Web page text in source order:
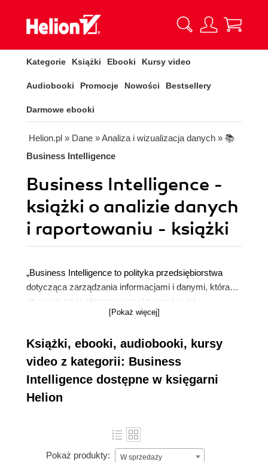
Kategorie Książki Ebooki Kursy video
Audiobooki Promocje Nowości Bestsellery
Darmowe ebooki
Helion.pl » Dane » Analiza i wizualizacja danych » 📚
Business Intelligence
Business Intelligence -
książki o analizie danych
i raportowaniu - książki
„Business Intelligence to polityka przedsiębiorstwa
dotycząca zarządzania informacjami i danymi, która
obejmuje takie obszary jego aktywności, jak:
pozyskiwanie i rejestrowanie, przechowywanie,
Radziszewski
[Pokaż więcej]
Książki, ebooki, audiobooki, kursy
video z kategorii: Business
Intelligence dostępne w księgarni
Helion
Pokaż produkty: W sprzedaży